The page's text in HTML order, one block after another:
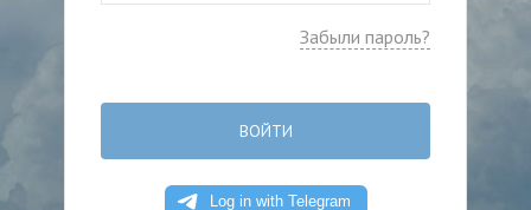
Забыли пароль?
ВОЙТИ